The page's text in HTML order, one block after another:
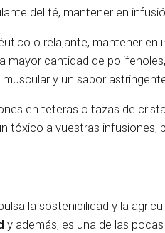
del té, mantener en
o relajante, mantener en
mayor cantidad de
y un sabor
en teteras o tazas de
tóxico a vuestras infusiones,
la sostenibilidad y la
y además, es una de las